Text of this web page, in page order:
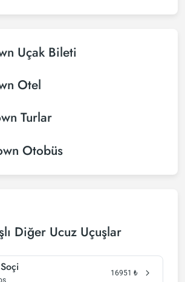
Uçak Bileti
Otel
Turlar
Otobüs
Diğer Ucuz Uçuşlar
16951 ₺